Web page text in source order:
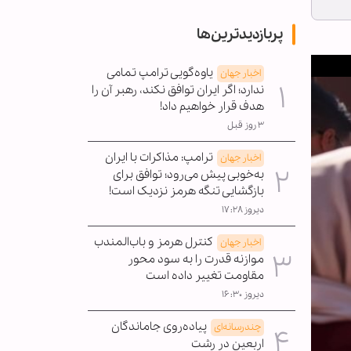
پربازدیدترین‌ها
اخبار جهان یاوه‌گویی ترامپ تمامی
ندارد؛ اگر ایران توافق نکند، رهبر آن را
هدف قرار خواهیم داد!
۳ روز قبل
اخبار جهان ترامپ: مذاکرات با ایران
به‌خوبی پیش می‌رود؛ توافق برای
بازگشایی تنگه هرمز نزدیک است!
دیروز ۱۷:۲۸
اخبار جهان کنترل هرمز و باب‌المندب
موازنه قدرت را به سود محور
مقاومت تغییر داده است
دیروز ۱۶:۳۰
چندرسانه‌ای پیاده‌روی جاماندگان
اربعین در رشت